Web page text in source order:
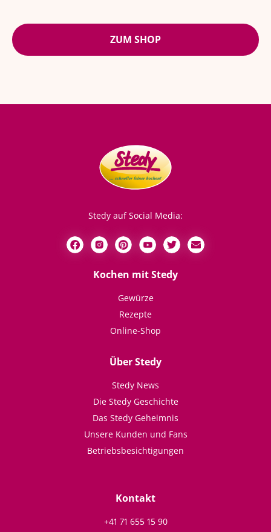
ZUM SHOP
Stedy auf Social Media:
Kochen mit Stedy
Gewürze
Rezepte
Online-Shop
Über Stedy
Stedy News
Die Stedy Geschichte
Das Stedy Geheimnis
Unsere Kunden und Fans
Betriebsbesichtigungen
Kontakt
+41 71 655 15 90